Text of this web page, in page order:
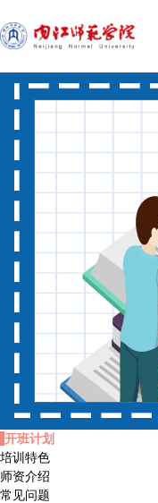
开班计划
培训特色
师资介绍
常见问题